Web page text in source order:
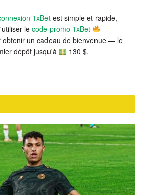
1xBet est simple et rapide,
le code promo 1xBet
obtenir un cadeau de bienvenue — le
dépôt jusqu'à
130 $.